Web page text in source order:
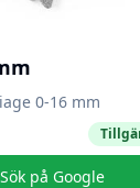
0-16 mm
Sök på Google